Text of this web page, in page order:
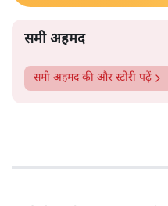
समी अहमद
समी अहमदकी और स्टोरी पढ़ें